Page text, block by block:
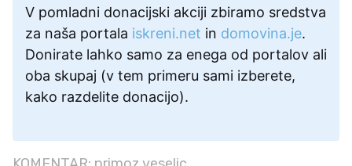
V pomladni donacijski akciji zbiramo sredstva
za naša portala iskreni.net in domovina.je.
Donirate lahko samo za enega od portalov ali
oba skupaj (v tem primeru sami izberete,
kako razdelite donacijo).